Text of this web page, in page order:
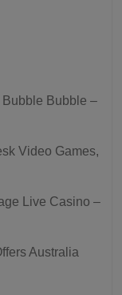
Bubble –
Video Games,
Live Casino –
Australia